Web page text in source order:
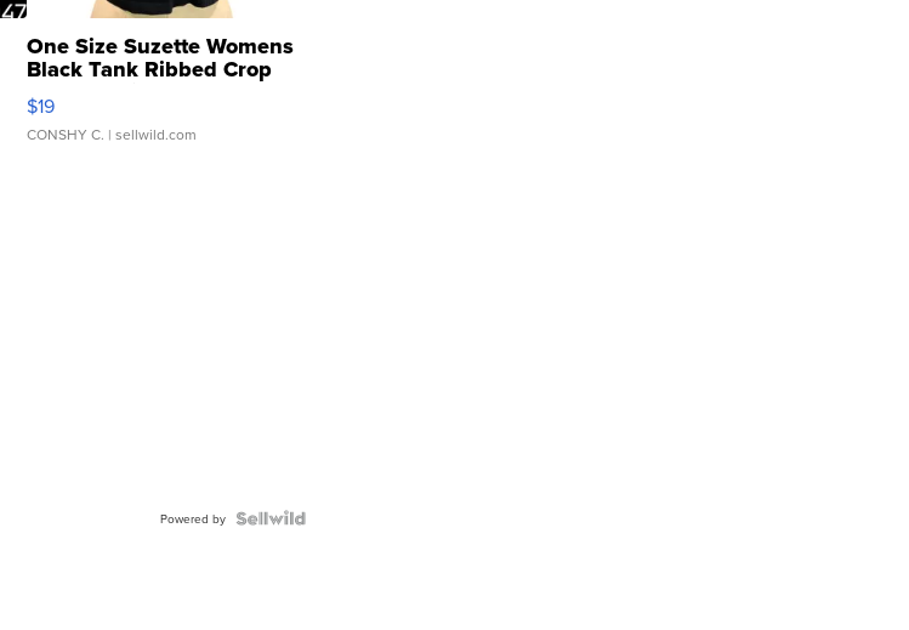
One Size Suzette Womens
Black Tank Ribbed Crop
Asymmetrical ...
$19
CONSHY C. | sellwild.com
Powered by